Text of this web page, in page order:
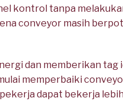
kontrol tanpa
conveyor masih
dan memberikan tag
memperbaiki
dapat bekerja